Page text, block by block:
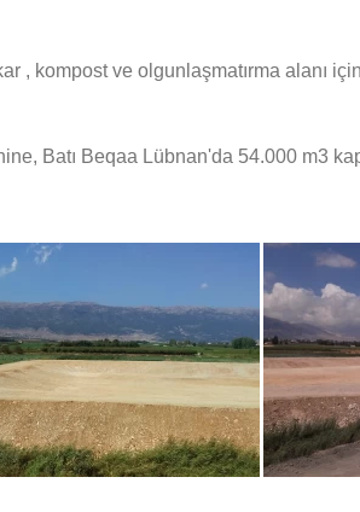
, kompost ve olgunlaşmatırma alanı
Batı Beqaa Lübnan'da 54.000 m3